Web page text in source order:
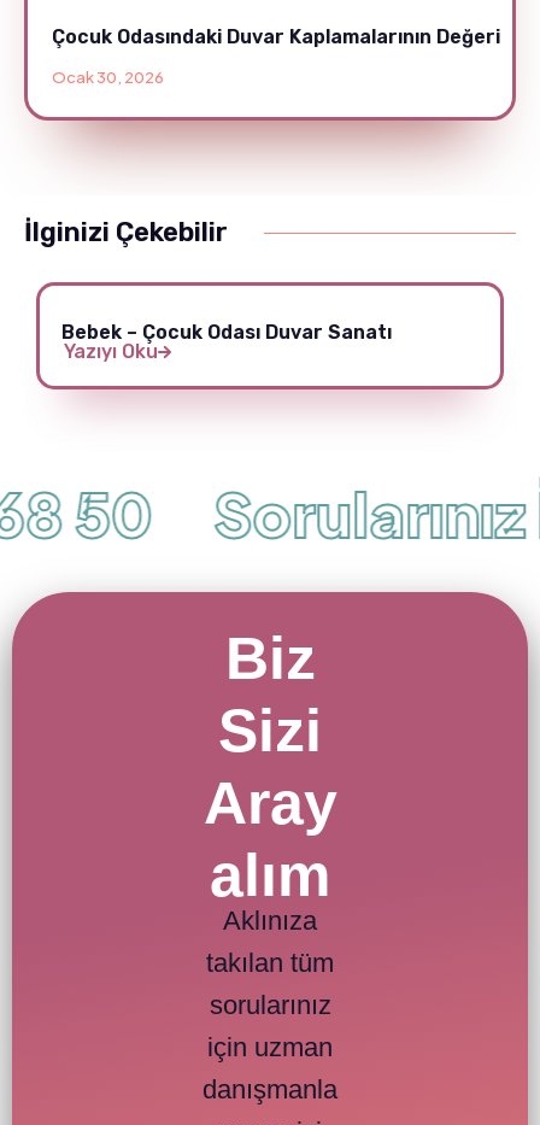
Çocuk Odasındaki Duvar Kaplamalarının Değeri
Ocak 30, 2026
İlginizi Çekebilir
Bebek – Çocuk Odası Duvar Sanatı
Yazıyı Oku
50 Sorularınız
Biz
Sizi
Aray
alım
Aklınıza
takılan tüm
sorularınız
için uzman
danışmanla